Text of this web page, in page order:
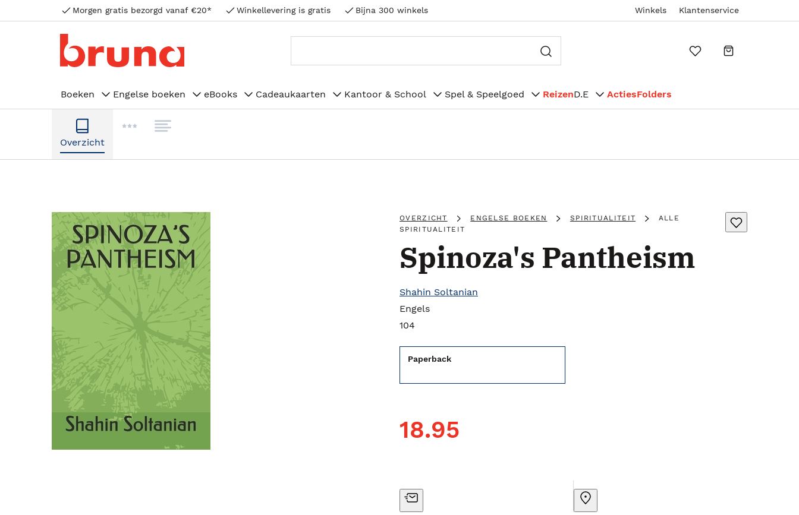
Morgen gratis bezorgd vanaf €20* Winkellevering is gratis Bijna 300 winkels Winkels Klantenservice
Boeken Engelse boeken eBooks Cadeaukaarten Kantoor & School Spel & Speelgoed ReizenD.E ActiesFolders
Overzicht
OVERZICHT ENGELSE BOEKEN SPIRITUALITEIT
ALLE
SPIRITUALITEIT
Spinoza's Pantheism
Shahin Soltanian
Engels
104
Paperback
18.95